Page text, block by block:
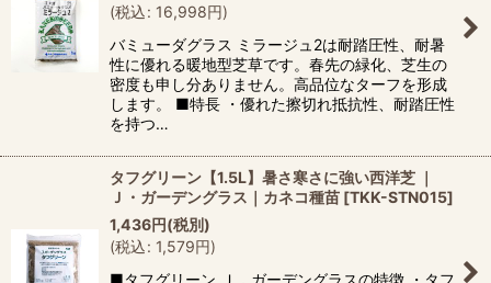
(税込: 16,998円)
バミューダグラス ミラージュ2は耐踏圧性、耐暑
性に優れる暖地型芝草です。春先の緑化、芝生の
密度も申し分ありません。高品位なターフを形成
します。 ■特長 ・優れた擦切れ抵抗性、耐踏圧性
を持つ…
タフグリーン【1.5L】暑さ寒さに強い西洋芝 ｜
Ｊ・ガーデングラス｜カネコ種苗 [TKK-STN015]
1,436円(税別)
(税込: 1,579円)
■タフグリーン Ｊ．ガーデングラスの特徴 ・タフ